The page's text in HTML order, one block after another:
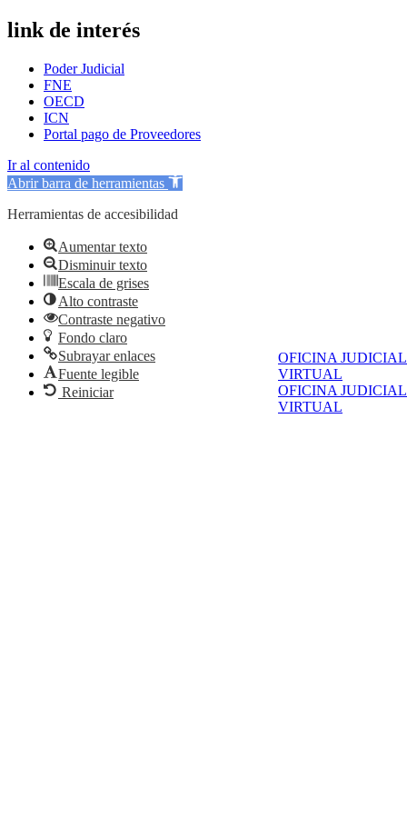
OFICINA JUDICIAL
VIRTUAL
OFICINA JUDICIAL
VIRTUAL
link de interés
Poder Judicial
FNE
OECD
ICN
Portal pago de Proveedores
Ir al contenido
Abrir barra de herramientas
Herramientas de accesibilidad
Aumentar texto
Disminuir texto
Escala de grises
Alto contraste
Contraste negativo
Fondo claro
Subrayar enlaces
Fuente legible
Reiniciar